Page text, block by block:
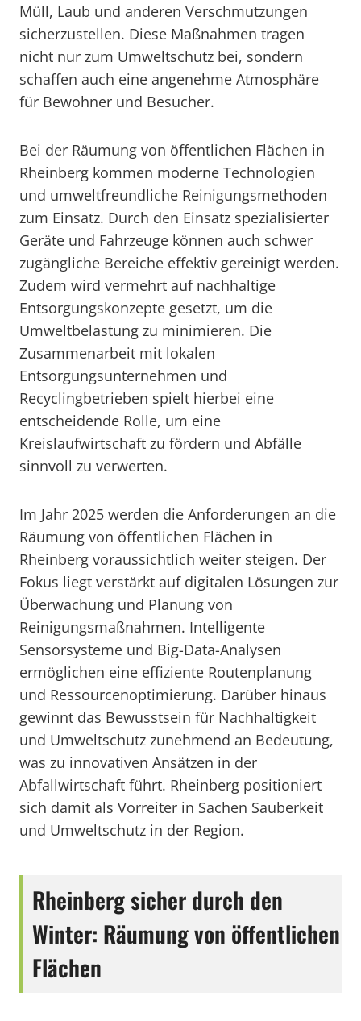
Müll, Laub und anderen Verschmutzungen
sicherzustellen. Diese Maßnahmen tragen
nicht nur zum Umweltschutz bei, sondern
schaffen auch eine angenehme Atmosphäre
für Bewohner und Besucher.
Bei der Räumung von öffentlichen Flächen in
Rheinberg kommen moderne Technologien
und umweltfreundliche Reinigungsmethoden
zum Einsatz. Durch den Einsatz spezialisierter
Geräte und Fahrzeuge können auch schwer
zugängliche Bereiche effektiv gereinigt werden.
Zudem wird vermehrt auf nachhaltige
Entsorgungskonzepte gesetzt, um die
Umweltbelastung zu minimieren. Die
Zusammenarbeit mit lokalen
Entsorgungsunternehmen und
Recyclingbetrieben spielt hierbei eine
entscheidende Rolle, um eine
Kreislaufwirtschaft zu fördern und Abfälle
sinnvoll zu verwerten.
Im Jahr 2025 werden die Anforderungen an die
Räumung von öffentlichen Flächen in
Rheinberg voraussichtlich weiter steigen. Der
Fokus liegt verstärkt auf digitalen Lösungen zur
Überwachung und Planung von
Reinigungsmaßnahmen. Intelligente
Sensorsysteme und Big-Data-Analysen
ermöglichen eine effiziente Routenplanung
und Ressourcenoptimierung. Darüber hinaus
gewinnt das Bewusstsein für Nachhaltigkeit
und Umweltschutz zunehmend an Bedeutung,
was zu innovativen Ansätzen in der
Abfallwirtschaft führt. Rheinberg positioniert
sich damit als Vorreiter in Sachen Sauberkeit
und Umweltschutz in der Region.
Rheinberg sicher durch den
Winter: Räumung von öffentlichen
Flächen